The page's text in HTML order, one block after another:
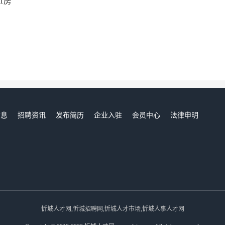
招聘资讯 发布简历 企业入驻 会员中心
法律申明
忻城人才网,忻城招聘网,忻城人才市场,忻城人事人才网